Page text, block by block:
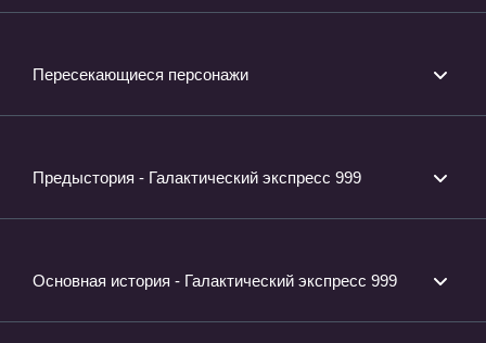
Пересекающиеся персонажи
Предыстория - Галактический экспресс 999
Основная история - Галактический экспресс 999